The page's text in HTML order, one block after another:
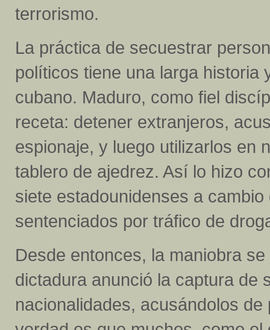
terrorismo.
La práctica de secuestrar
políticos tiene una larga historia
cubano. Maduro, como fiel
receta: detener extranjeros,
espionaje, y luego utilizarlos en
tablero de ajedrez. Así lo hizo
siete estadounidenses a
sentenciados por tráfico de
Desde entonces, la maniobra
dictadura anunció la captura de
nacionalidades, acusándolos